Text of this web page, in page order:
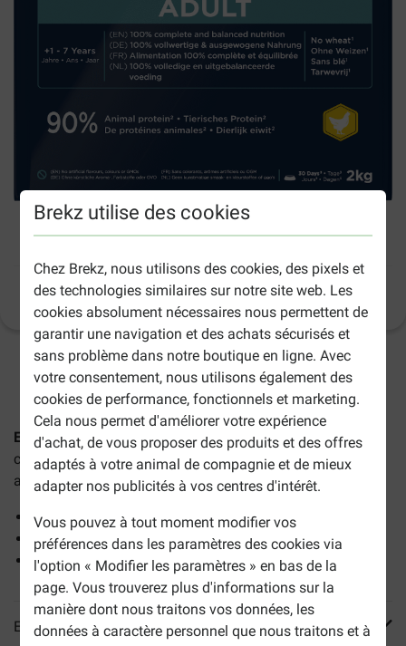
Brekz utilise des cookies
Chez Brekz, nous utilisons des cookies, des pixels et
des technologies similaires sur notre site web. Les
cookies absolument nécessaires nous permettent de
garantir une navigation et des achats sécurisés et
sans problème dans notre boutique en ligne. Avec
votre consentement, nous utilisons également des
cookies de performance, fonctionnels et marketing.
Cela nous permet d'améliorer votre expérience
d'achat, de vous proposer des produits et des offres
adaptés à votre animal de compagnie et de mieux
adapter nos publicités à vos centres d'intérêt.
Vous pouvez à tout moment modifier vos
préférences dans les paramètres des cookies via
l'option « Modifier les paramètres » en bas de la
page. Vous trouverez plus d'informations sur la
manière dont nous traitons vos données, les
données à caractère personnel que nous traitons et à
Eukanuba Adult au poulet pour chat
(27) Informations sur le produit
3-6 jours ouvrables estimés, sauf indication contraire.
Eukanuba Adult au poulet pour chatest une nourriture
complète à base de poulet et de foie destinée aux chats
adultes. Ces croquettes apportent :
une belle peau et un pelage brillant,
une haute teneur en protéines,
une préservation des voies urinaires.
En savoir plus